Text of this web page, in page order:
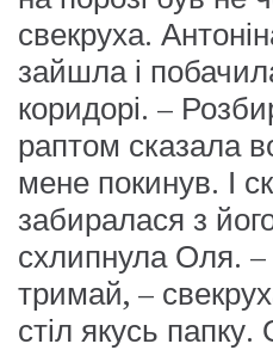
свекруха.
зайшла і
коридорі. –
раптом сказала
мене покинув. І
забиралася з
схлипнула Оля.
тримай, –
стіл якусь папку.